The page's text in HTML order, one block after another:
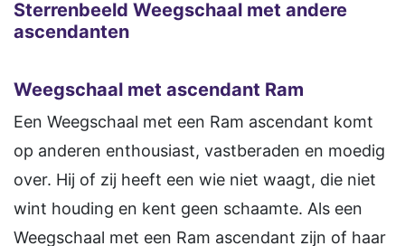
Sterrenbeeld Weegschaal met andere
ascendanten
Weegschaal met ascendant Ram
Een Weegschaal met een Ram ascendant komt
op anderen enthousiast, vastberaden en moedig
over. Hij of zij heeft een wie niet waagt, die niet
wint houding en kent geen schaamte. Als een
Weegschaal met een Ram ascendant zijn of haar